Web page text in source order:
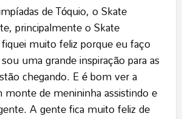
de Tóquio, o Skate
principalmente o Skate
muito feliz porque eu faço
uma grande inspiração para as
chegando. E é bom ver a
de menininha assistindo e
A gente fica muito feliz de